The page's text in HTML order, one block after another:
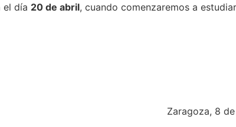
el día 20 de abril, cuando comenzaremos a
Zaragoza, 8